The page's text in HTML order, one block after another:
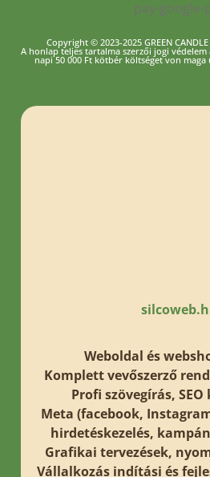
Copyright © 2023-2025 GREEN
A honlap teljes tartalma szerzői jogi
napi 50 000 Ft kötbér költséget von maga
Weboldal és
Komplett vevőszerző
Profi szövegírás,
Meta (facebook,
hirdetéskezelés,
Grafikai tervezések,
Vállalkozás indítási és